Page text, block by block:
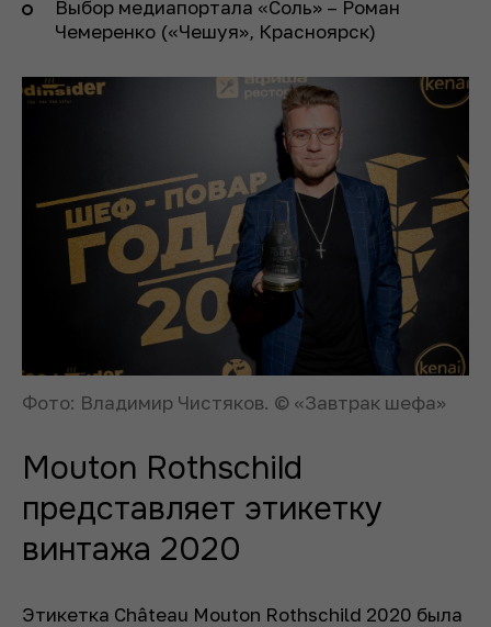
Выбор медиапортала «Соль» – Роман
Чемеренко («Чешуя», Красноярск)
Фото: Владимир Чистяков. © «Завтрак шефа»
Mouton Rothschild
представляет этикетку
винтажа 2020
Этикетка Château Mouton Rothschild 2020 была